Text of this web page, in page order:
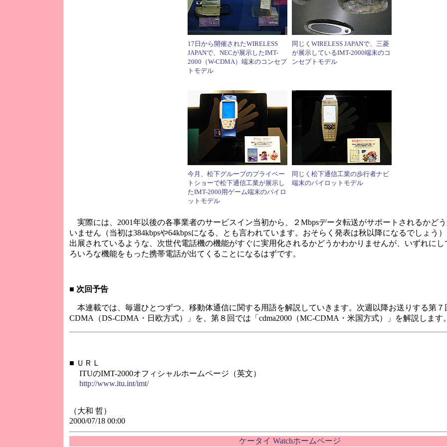
17日から開催されたWIRELESS
JAPANで、NECが展示したIMT-
2000（W-CDMA）端末のコンセプ
トモデル
同じくWIRELESS JAPANで、三菱
が展示しているIMT-2000端末のコ
ンセプトモデル
今月、松下グループのプライベー
トショーで松下通信工業が展示し
たIMT-2000用ゲーム端末のパイロ
ットモデル
同じく松下通信工業の歩行者ナビ
端末のパイロットモデル
実際には、2001年以後の各事業者のサービスイン当初から、２Mbpsデータ転送がサポートされるかど
いません（当初は384kbpsや64kbpsになる、とも言われています。おそらく発表は秋以降になるでしょう
出展されているような、次世代電話機の機能がすぐに実用化されるかどうかわかりませんが、いずれにし
ろいろな機能をもった携帯電話が出てくることになるはずです。
■ 次回予告
本連載では、毎週ひとつずつ、移動体通信に関する用語を解説していきます。次週以降お送りする第７
CDMA（DS-CDMA・日欧方式）」を、第８回では「cdma2000（MC-CDMA・米国方式）」を解説します。
■ ＵＲＬ
ITUのIMT-2000オフィシャルホームページ（英文）
http://www.itu.int/imt/
（大和 哲）
2000/07/18 00:00
ケータイ Watchホームページ